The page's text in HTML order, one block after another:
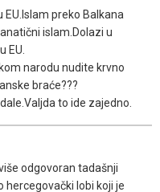
preko Balkana
islam.Dolazi u
EU.
narodu nudite krvno
braće???
to ide zajedno.
odgovoran tadašnji
hercegovački lobi koji je